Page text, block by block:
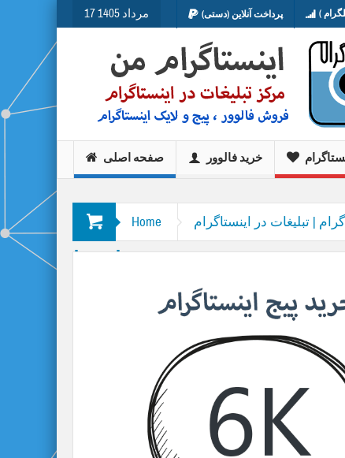
17 مرداد 1405 پرداخت آنلاین (دستی) )
صفحه اصلی خرید فالوور
Home | تبلیغات در اینستاگرام
پیج اینستا